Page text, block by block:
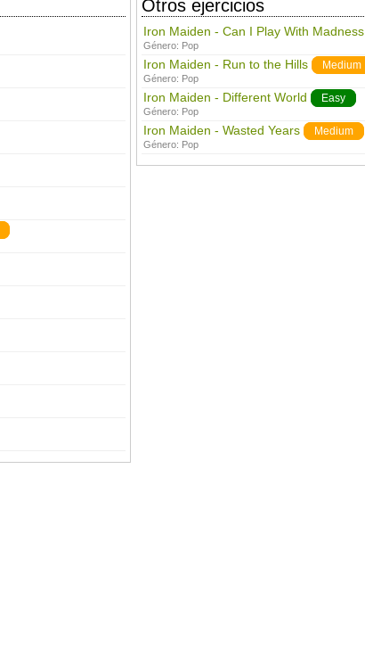
Otros ejercicios
Iron Maiden - Can I Play With Madness
Género: Pop
Iron Maiden - Run to the Hills Medium
Género: Pop
Iron Maiden - Different World Easy
Género: Pop
Iron Maiden - Wasted Years Medium
Género: Pop